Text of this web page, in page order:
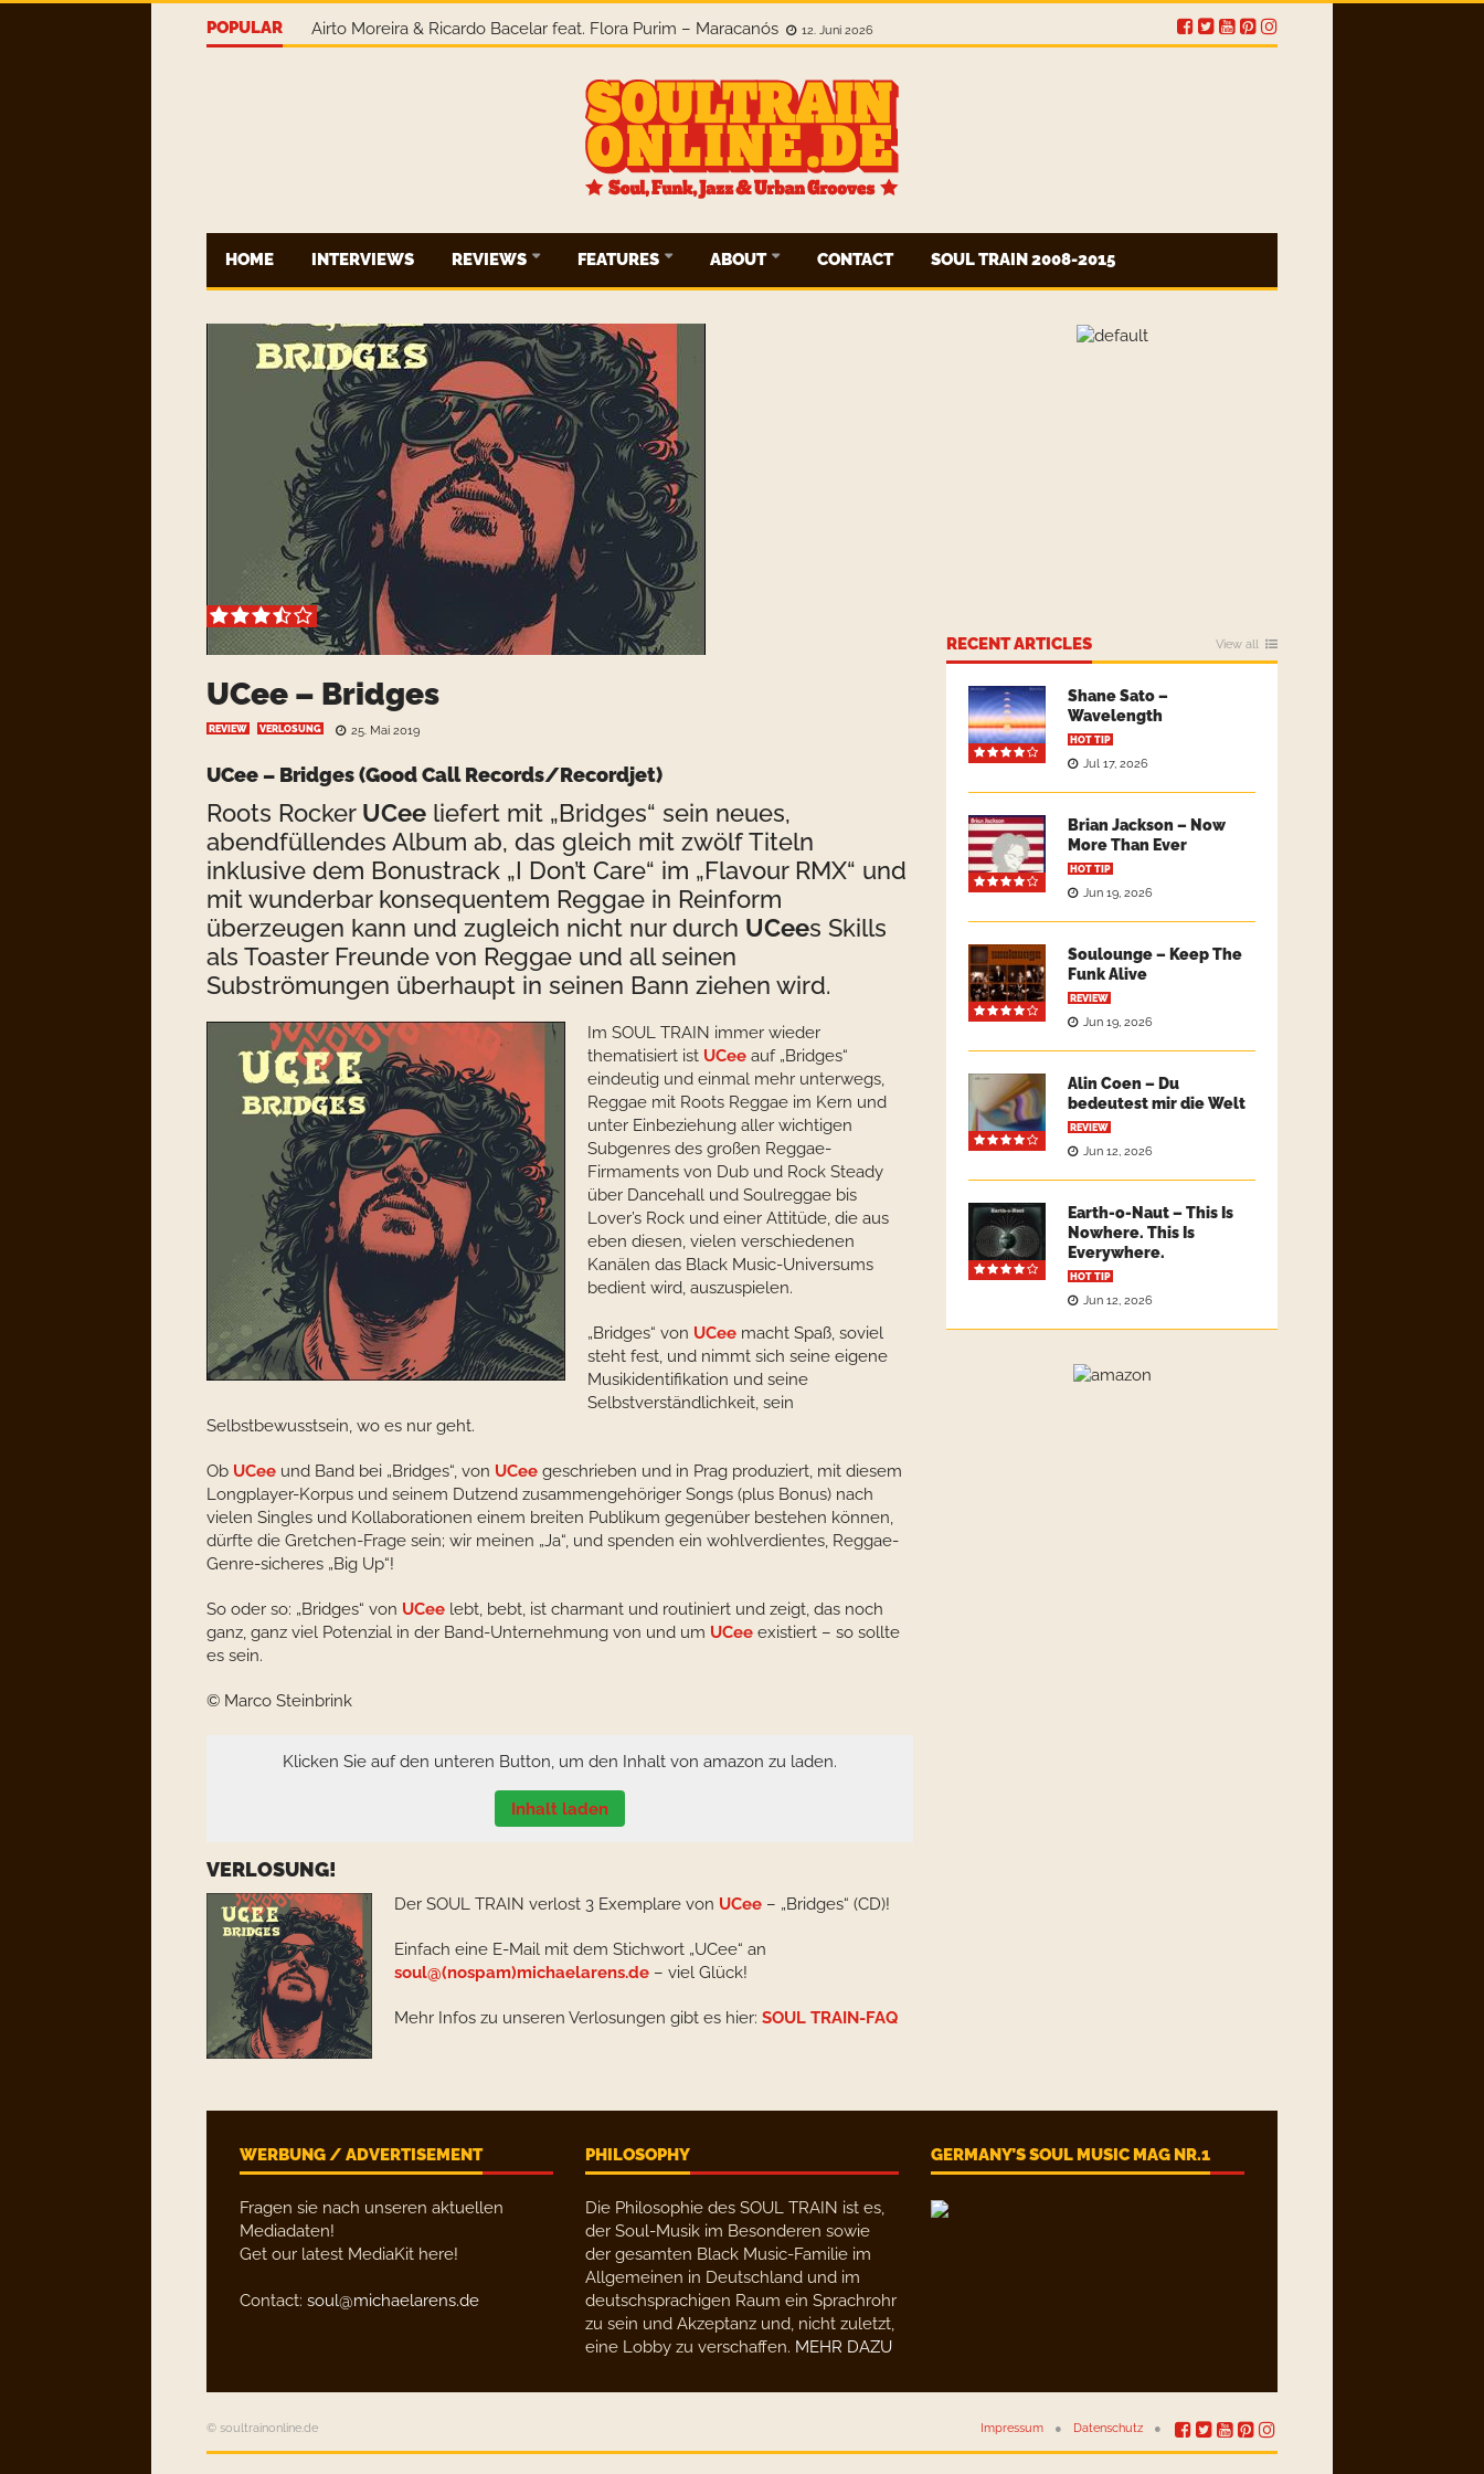
POPULAR Airto Moreira & Ricardo Bacelar feat. Flora Purim – Maracanós 12. Juni 2026
HOME INTERVIEWS REVIEWS FEATURES ABOUT CONTACT SOUL TRAIN 2008-2015
UCee – Bridges
REVIEW VERLOSUNG 25. Mai 2019
UCee – Bridges(Good Call Records/Recordjet)
Roots Rocker UCee liefert mit „Bridges“ sein neues,
abendfüllendes Album ab, das gleich mit zwölf Titeln
inklusive dem Bonustrack „I Don’t Care“ im „Flavour RMX“ und
mit wunderbar konsequentem Reggae in Reinform
überzeugen kann und zugleich nicht nur durch UCees Skills
als Toaster Freunde von Reggae und all seinen
Subströmungen überhaupt in seinen Bann ziehen wird.
Im SOUL TRAIN immer wieder
thematisiert ist UCee auf „Bridges“
eindeutig und einmal mehr unterwegs,
Reggae mit Roots Reggae im Kern und
unter Einbeziehung aller wichtigen
Subgenres des großen Reggae-
Firmaments von Dub und Rock Steady
über Dancehall und Soulreggae bis
Lover’s Rock und einer Attitüde, die aus
eben diesen, vielen verschiedenen
Kanälen das Black Music-Universums
bedient wird, auszuspielen.
„Bridges“ von UCee macht Spaß, soviel
steht fest, und nimmt sich seine eigene
Musikidentifikation und seine
Selbstverständlichkeit, sein
Selbstbewusstsein, wo es nur geht.
Ob UCee und Band bei „Bridges“, von UCee geschrieben und in Prag produziert, mit diesem
Longplayer-Korpus und seinem Dutzend zusammengehöriger Songs (plus Bonus) nach
vielen Singles und Kollaborationen einem breiten Publikum gegenüber bestehen können,
dürfte die Gretchen-Frage sein; wir meinen „Ja“, und spenden ein wohlverdientes, Reggae-
Genre-sicheres „Big Up“!
So oder so: „Bridges“ von UCee lebt, bebt, ist charmant und routiniert und zeigt, das noch
ganz, ganz viel Potenzial in der Band-Unternehmung von und um UCee existiert – so sollte
es sein.
© Marco Steinbrink
Klicken Sie auf den unteren Button, um den Inhalt von amazon zu laden.
Inhalt laden
VERLOSUNG!
Der SOUL TRAIN verlost 3 Exemplare von UCee – „Bridges“ (CD)!
Einfach eine E-Mail mit dem Stichwort „UCee“ an
soul@(nospam)michaelarens.de – viel Glück!
Mehr Infos zu unseren Verlosungen gibt es hier: SOUL TRAIN-FAQ
RECENT ARTICLES View all
Shane Sato –
Wavelength
HOT TIP
Jul 17, 2026
Brian Jackson – Now
More Than Ever
HOT TIP
Jun 19, 2026
Soulounge – Keep The
Funk Alive
REVIEW
Jun 19, 2026
Alin Coen – Du
bedeutest mir die Welt
REVIEW
Jun 12, 2026
Earth-o-Naut – This Is
Nowhere. This Is
Everywhere.
HOT TIP
Jun 12, 2026
WERBUNG / ADVERTISEMENT
Fragen sie nach unseren aktuellen
Mediadaten!
Get our latest MediaKit here!
Contact: soul@michaelarens.de
PHILOSOPHY
Die Philosophie des SOUL TRAIN ist es,
der Soul-Musik im Besonderen sowie
der gesamten Black Music-Familie im
Allgemeinen in Deutschland und im
deutschsprachigen Raum ein Sprachrohr
zu sein und Akzeptanz und, nicht zuletzt,
eine Lobby zu verschaffen. MEHR DAZU
GERMANY’S SOUL MUSIC MAG NR.1
© soultrainonline.de Impressum Datenschutz